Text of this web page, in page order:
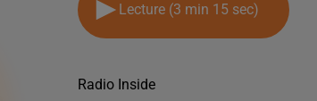
Lecture (3 min 15 sec)
Radio Inside